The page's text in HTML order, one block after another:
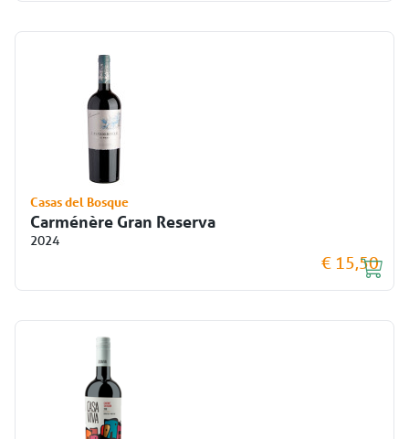
Casas del Bosque
Carménère Gran Reserva
2024
€ 15,50